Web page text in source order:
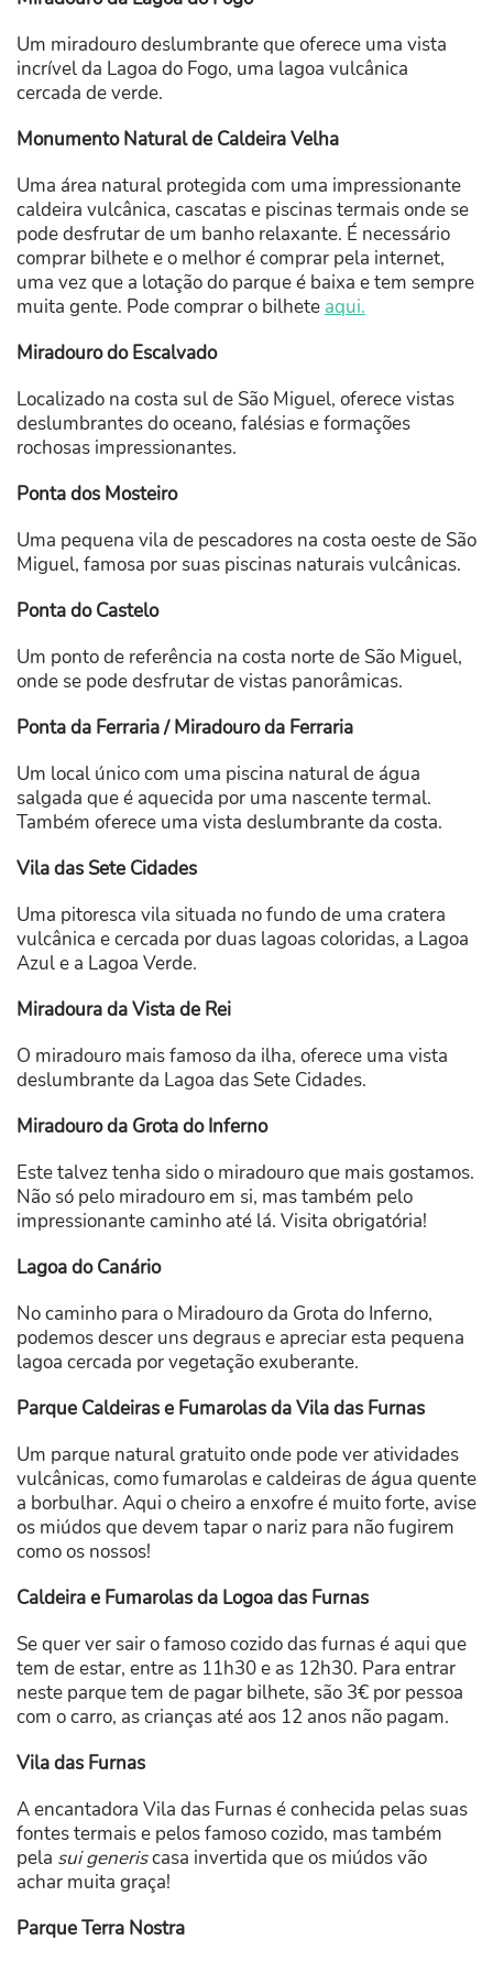
Um miradouro deslumbrante que oferece uma vista
incrível da Lagoa do Fogo, uma lagoa vulcânica
cercada de verde.
Monumento Natural de Caldeira Velha
Uma área natural protegida com uma impressionante
caldeira vulcânica, cascatas e piscinas termais onde se
pode desfrutar de um banho relaxante. É necessário
comprar bilhete e o melhor é comprar pela internet,
uma vez que a lotação do parque é baixa e tem sempre
muita gente. Pode comprar o bilhete aqui.
Miradouro do Escalvado
Localizado na costa sul de São Miguel, oferece vistas
deslumbrantes do oceano, falésias e formações
rochosas impressionantes.
Ponta dos Mosteiro
Uma pequena vila de pescadores na costa oeste de São
Miguel, famosa por suas piscinas naturais vulcânicas.
Ponta do Castelo
Um ponto de referência na costa norte de São Miguel,
onde se pode desfrutar de vistas panorâmicas.
Ponta da Ferraria / Miradouro da Ferraria
Um local único com uma piscina natural de água
salgada que é aquecida por uma nascente termal.
Também oferece uma vista deslumbrante da costa.
Vila das Sete Cidades
Uma pitoresca vila situada no fundo de uma cratera
vulcânica e cercada por duas lagoas coloridas, a Lagoa
Azul e a Lagoa Verde.
Miradoura da Vista de Rei
O miradouro mais famoso da ilha, oferece uma vista
deslumbrante da Lagoa das Sete Cidades.
Miradouro da Grota do Inferno
Este talvez tenha sido o miradouro que mais gostamos.
Não só pelo miradouro em si, mas também pelo
impressionante caminho até lá. Visita obrigatória!
Lagoa do Canário
No caminho para o Miradouro da Grota do Inferno,
podemos descer uns degraus e apreciar esta pequena
lagoa cercada por vegetação exuberante.
Parque Caldeiras e Fumarolas da Vila das Furnas
Um parque natural gratuito onde pode ver atividades
vulcânicas, como fumarolas e caldeiras de água quente
a borbulhar. Aqui o cheiro a enxofre é muito forte, avise
os miúdos que devem tapar o nariz para não fugirem
como os nossos!
Caldeira e Fumarolas da Logoa das Furnas
Se quer ver sair o famoso cozido das furnas é aqui que
tem de estar, entre as 11h30 e as 12h30. Para entrar
neste parque tem de pagar bilhete, são 3€ por pessoa
com o carro, as crianças até aos 12 anos não pagam.
Vila das Furnas
A encantadora Vila das Furnas é conhecida pelas suas
fontes termais e pelos famoso cozido, mas também
pela sui generiscasa invertida que os miúdos vão
achar muita graça!
Parque Terra Nostra